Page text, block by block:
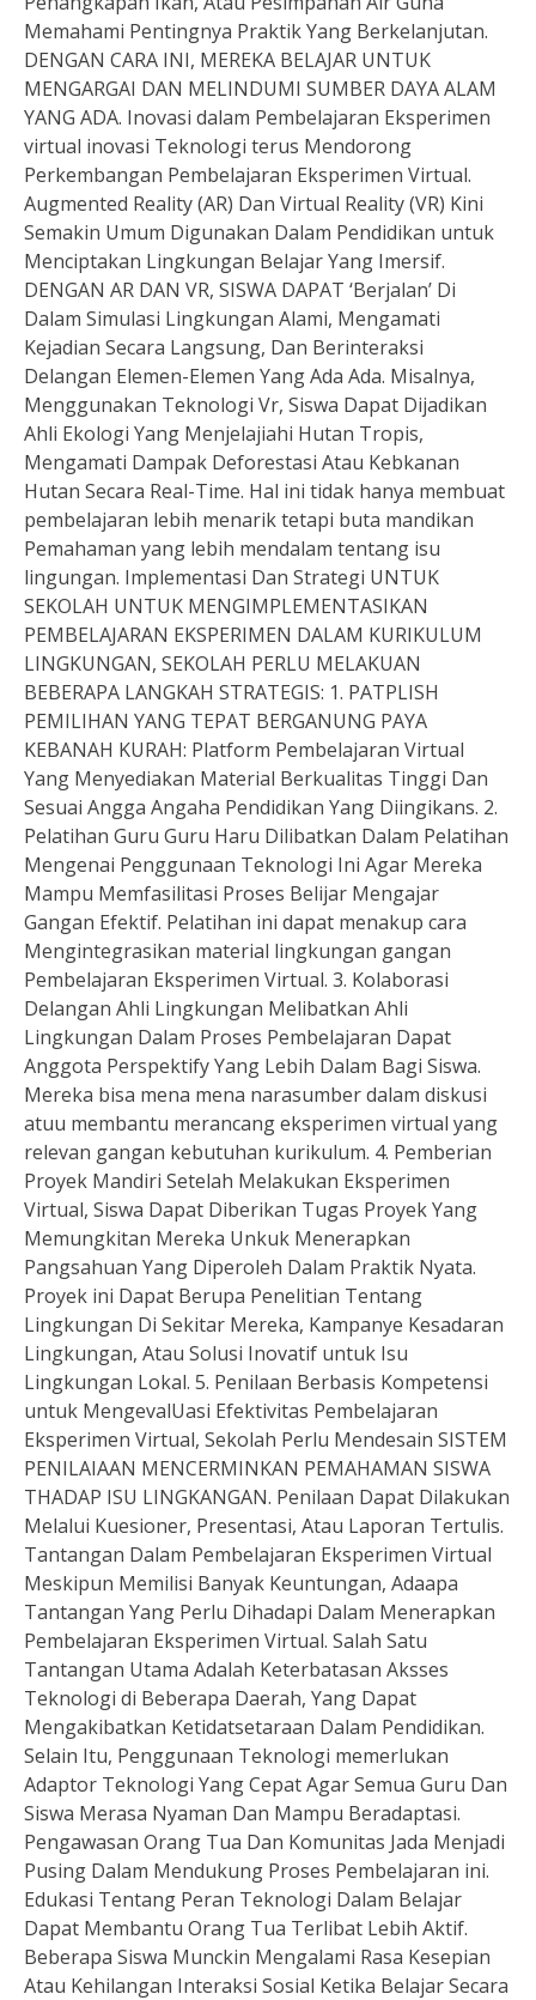
Memahami Pentingnya Praktik Yang Berkelanjutan.
DENGAN CARA INI, MEREKA BELAJAR UNTUK
MENGARGAI DAN MELINDUMI SUMBER DAYA ALAM
YANG ADA. Inovasi dalam Pembelajaran Eksperimen
virtual inovasi Teknologi terus Mendorong
Perkembangan Pembelajaran Eksperimen Virtual.
Augmented Reality (AR) Dan Virtual Reality (VR) Kini
Semakin Umum Digunakan Dalam Pendidikan untuk
Menciptakan Lingkungan Belajar Yang Imersif.
DENGAN AR DAN VR, SISWA DAPAT ‘Berjalan’ Di
Dalam Simulasi Lingkungan Alami, Mengamati
Kejadian Secara Langsung, Dan Berinteraksi
Delangan Elemen-Elemen Yang Ada Ada. Misalnya,
Menggunakan Teknologi Vr, Siswa Dapat Dijadikan
Ahli Ekologi Yang Menjelajiahi Hutan Tropis,
Mengamati Dampak Deforestasi Atau Kebkanan
Hutan Secara Real-Time. Hal ini tidak hanya membuat
pembelajaran lebih menarik tetapi buta mandikan
Pemahaman yang lebih mendalam tentang isu
lingungan. Implementasi Dan Strategi UNTUK
SEKOLAH UNTUK MENGIMPLEMENTASIKAN
PEMBELAJARAN EKSPERIMEN DALAM KURIKULUM
LINGKUNGAN, SEKOLAH PERLU MELAKUAN
BEBERAPA LANGKAH STRATEGIS: 1. PATPLISH
PEMILIHAN YANG TEPAT BERGANUNG PAYA
KEBANAH KURAH: Platform Pembelajaran Virtual
Yang Menyediakan Material Berkualitas Tinggi Dan
Sesuai Angga Angaha Pendidikan Yang Diingikans. 2.
Pelatihan Guru Guru Haru Dilibatkan Dalam Pelatihan
Mengenai Penggunaan Teknologi Ini Agar Mereka
Mampu Memfasilitasi Proses Belijar Mengajar
Gangan Efektif. Pelatihan ini dapat menakup cara
Mengintegrasikan material lingkungan gangan
Pembelajaran Eksperimen Virtual. 3. Kolaborasi
Delangan Ahli Lingkungan Melibatkan Ahli
Lingkungan Dalam Proses Pembelajaran Dapat
Anggota Perspektify Yang Lebih Dalam Bagi Siswa.
Mereka bisa mena mena narasumber dalam diskusi
atuu membantu merancang eksperimen virtual yang
relevan gangan kebutuhan kurikulum. 4. Pemberian
Proyek Mandiri Setelah Melakukan Eksperimen
Virtual, Siswa Dapat Diberikan Tugas Proyek Yang
Memungkitan Mereka Unkuk Menerapkan
Pangsahuan Yang Diperoleh Dalam Praktik Nyata.
Proyek ini Dapat Berupa Penelitian Tentang
Lingkungan Di Sekitar Mereka, Kampanye Kesadaran
Lingkungan, Atau Solusi Inovatif untuk Isu
Lingkungan Lokal. 5. Penilaan Berbasis Kompetensi
untuk MengevalUasi Efektivitas Pembelajaran
Eksperimen Virtual, Sekolah Perlu Mendesain SISTEM
PENILAIAAN MENCERMINKAN PEMAHAMAN SISWA
THADAP ISU LINGKANGAN. Penilaan Dapat Dilakukan
Melalui Kuesioner, Presentasi, Atau Laporan Tertulis.
Tantangan Dalam Pembelajaran Eksperimen Virtual
Meskipun Memilisi Banyak Keuntungan, Adaapa
Tantangan Yang Perlu Dihadapi Dalam Menerapkan
Pembelajaran Eksperimen Virtual. Salah Satu
Tantangan Utama Adalah Keterbatasan Aksses
Teknologi di Beberapa Daerah, Yang Dapat
Mengakibatkan Ketidatsetaraan Dalam Pendidikan.
Selain Itu, Penggunaan Teknologi memerlukan
Adaptor Teknologi Yang Cepat Agar Semua Guru Dan
Siswa Merasa Nyaman Dan Mampu Beradaptasi.
Pengawasan Orang Tua Dan Komunitas Jada Menjadi
Pusing Dalam Mendukung Proses Pembelajaran ini.
Edukasi Tentang Peran Teknologi Dalam Belajar
Dapat Membantu Orang Tua Terlibat Lebih Aktif.
Beberapa Siswa Munckin Mengalami Rasa Kesepian
Atau Kehilangan Interaksi Sosial Ketika Belajar Secara